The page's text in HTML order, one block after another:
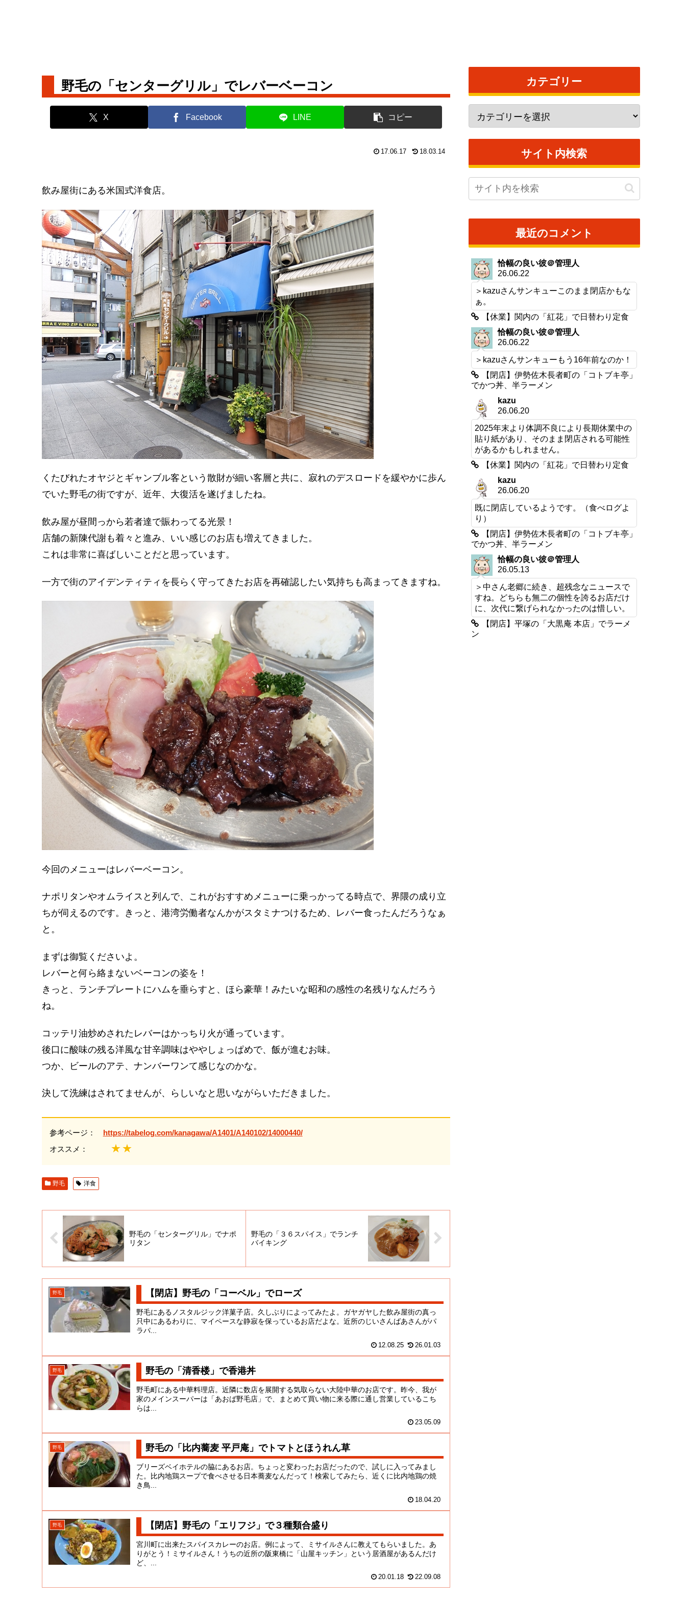
野毛の「センターグリル」でレバーベーコン
X Facebook LINE コピー
17.06.17 18.03.14
飲み屋街にある米国式洋食店。
くたびれたオヤジとギャンブル客という散財が細い客層と共に、寂れのデスロードを緩やかに歩ん
でいた野毛の街ですが、近年、大復活を遂げましたね。
飲み屋が昼間っから若者達で賑わってる光景！
店舗の新陳代謝も着々と進み、いい感じのお店も増えてきました。
これは非常に喜ばしいことだと思っています。
一方で街のアイデンティティを長らく守ってきたお店を再確認したい気持ちも高まってきますね。
今回のメニューはレバーベーコン。
ナポリタンやオムライスと列んで、これがおすすめメニューに乗っかってる時点で、界隈の成り立
ちが伺えるのです。きっと、港湾労働者なんかがスタミナつけるため、レバー食ったんだろうなぁ
と。
まずは御覧くださいよ。
レバーと何ら絡まないベーコンの姿を！
きっと、ランチプレートにハムを垂らすと、ほら豪華！みたいな昭和の感性の名残りなんだろう
ね。
コッテリ油炒めされたレバーはかっちり火が通っています。
後口に酸味の残る洋風な甘辛調味はややしょっぱめで、飯が進むお味。
つか、ビールのアテ、ナンバーワンて感じなのかな。
決して洗練はされてませんが、らしいなと思いながらいただきました。
参考ページ： https://tabelog.com/kanagawa/A1401/A140102/14000440/
オススメ： ★★
野毛 洋食
野毛の「センターグリル」でナポ
リタン
野毛の「３６スパイス」でランチ
バイキング
野毛 【閉店】野毛の「コーベル」でローズ
野毛にあるノスタルジック洋菓子店。久しぶりによってみたよ。ガヤガヤした飲み屋街の真っ
只中にあるわりに、マイペースな静寂を保っているお店だよな。近所のじいさんばあさんがパ
ラパ...
12.08.25 26.01.03
野毛 野毛の「清香楼」で香港丼
野毛町にある中華料理店。近隣に数店を展開する気取らない大陸中華のお店です。昨今、我が
家のメインスーパーは「あおば野毛店」で、まとめて買い物に来る際に通し営業しているこち
らは...
23.05.09
野毛 野毛の「比内蕎麦 平戸庵」でトマトとほうれん草
ブリーズベイホテルの脇にあるお店。ちょっと変わったお店だったので、試しに入ってみまし
た。比内地鶏スープで食べさせる日本蕎麦なんだって！検索してみたら、近くに比内地鶏の焼
き鳥...
18.04.20
野毛 【閉店】野毛の「エリフジ」で３種類合盛り
宮川町に出来たスパイスカレーのお店。例によって、ミサイルさんに教えてもらいました。あ
りがとう！ミサイルさん！うちの近所の阪東橋に「山屋キッチン」という居酒屋があるんだけ
ど、...
20.01.18 22.09.08
カテゴリー
サイト内検索
最近のコメント
恰幅の良い彼＠管理人
26.06.22
＞kazuさんサンキューこのまま閉店かもな
ぁ。
【休業】関内の「紅花」で日替わり定食
恰幅の良い彼＠管理人
26.06.22
＞kazuさんサンキューもう16年前なのか！
【閉店】伊勢佐木長者町の「コトブキ亭」
でかつ丼、半ラーメン
kazu
26.06.20
2025年末より体調不良により長期休業中の
貼り紙があり、そのまま閉店される可能性
があるかもしれません。
【休業】関内の「紅花」で日替わり定食
kazu
26.06.20
既に閉店しているようです。（食べログよ
り）
【閉店】伊勢佐木長者町の「コトブキ亭」
でかつ丼、半ラーメン
恰幅の良い彼＠管理人
26.05.13
＞中さん老郷に続き、超残念なニュースで
すね。どちらも無二の個性を誇るお店だけ
に、次代に繋げられなかったのは惜しい。
【閉店】平塚の「大黒庵 本店」でラーメ
ン